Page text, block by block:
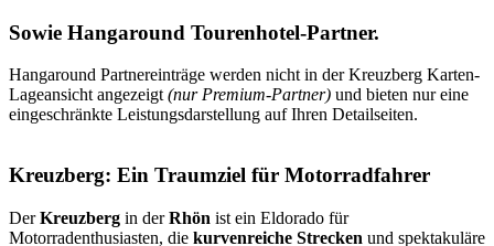
Sowie Hangaround Tourenhotel-Partner.
Hangaround Partnereinträge werden nicht in der Kreuzberg Karten-
Lageansicht angezeigt (nur Premium-Partner) und bieten nur eine
eingeschränkte Leistungsdarstellung auf Ihren Detailseiten.
Kreuzberg: Ein Traumziel für Motorradfahrer
DerKreuzberg in derRhön ist ein Eldorado für
Motorradenthusiasten, die kurvenreiche Strecken und spektakuläre